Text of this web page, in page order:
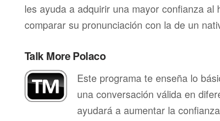
les ayuda a adquirir una mayor confianza al
comparar su pronunciación con la de un
Talk More Polaco
Este programa te enseña lo
una conversación válida en
ayudará a aumentar la